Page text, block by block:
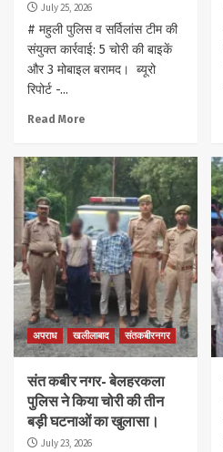
July 25, 2026
# महुली पुलिस व सर्विलांस टीम की
संयुक्त कार्रवाई: 5 चोरी की बाइकें
और 3 मोबाइल बरामद। ब्यूरो
रिपोर्ट -...
Read More
अपराध खलीलाबाद संतकबीरनगर
संत कबीर नगर- बेलहरकला
पुलिस ने किया चोरी की तीन
बड़ी घटनाओं का खुलासा।
July 23, 2026